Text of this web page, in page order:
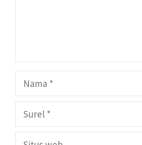
Nama
Surel
Situs